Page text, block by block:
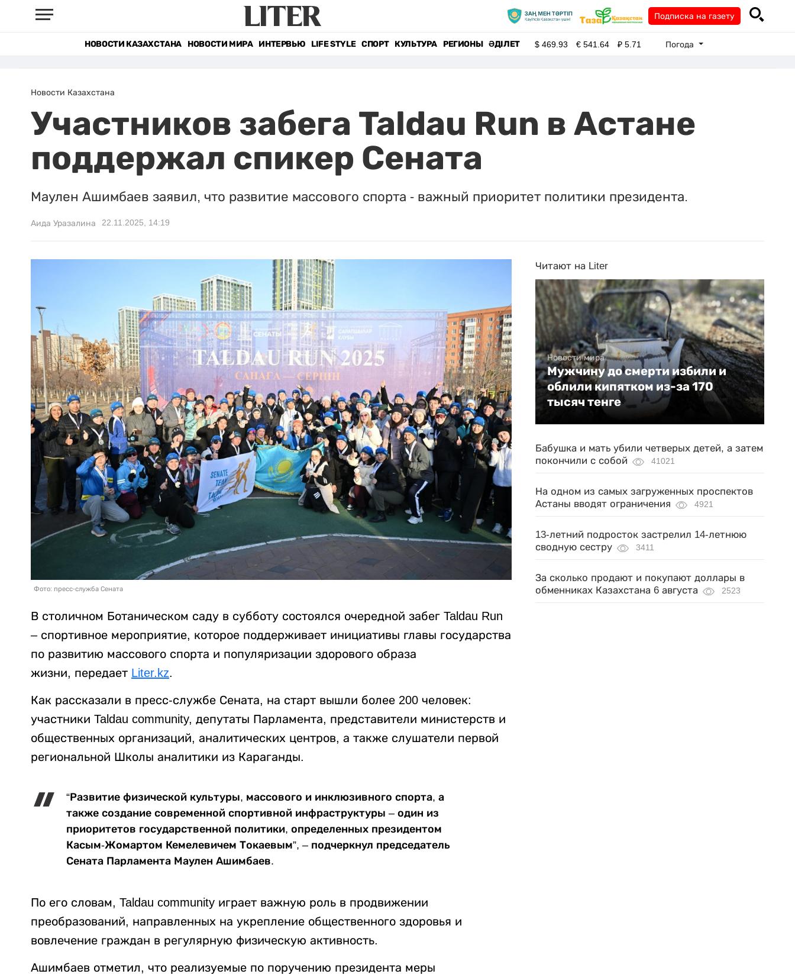
Подписка на газету
НОВОСТИ КАЗАХСТАНА НОВОСТИ МИРА ИНТЕРВЬЮ LIFE STYLE СПОРТ КУЛЬТУРА РЕГИОНЫ ӘДІЛЕТ $469.93 €541.64 ₽5.71 Погода
Новости Казахстана
Участников забега Taldau Run в Астане
поддержал спикер Сената
Маулен Ашимбаев заявил, что развитие массового спорта - важный приоритет политики президента.
Аида Уразалина 22.11.2025, 14:19
Фото: пресс-служба Сената
В столичном Ботаническом саду в субботу состоялся очередной забег Taldau Run
– спортивное мероприятие, которое поддерживает инициативы главы государства
по развитию массового спорта и популяризации здорового образа
жизни, передает Liter.kz.
Как рассказали в пресс-службе Сената, на старт вышли более 200 человек:
участники Taldau community, депутаты Парламента, представители министерств и
общественных организаций, аналитических центров, а также слушатели первой
региональной Школы аналитики из Караганды.
“Развитие физической культуры, массового и инклюзивного спорта, а
также создание современной спортивной инфраструктуры – один из
приоритетов государственной политики, определенных президентом
Касым-Жомартом Кемелевичем Токаевым”, – подчеркнул председатель
Сената Парламента Маулен Ашимбаев.
По его словам, Taldau community играет важную роль в продвижении
преобразований, направленных на укрепление общественного здоровья и
вовлечение граждан в регулярную физическую активность.
Ашимбаев отметил, что реализуемые по поручению президента меры
Читают на Liter
Новости мира
Мужчину до смерти избили и
облили кипятком из-за 170
тысяч тенге
Бабушка и мать убили четверых детей, а затем
покончили с собой
41021
На одном из самых загруженных проспектов
Астаны вводят ограничения
4921
13-летний подросток застрелил 14-летнюю
сводную сестру
3411
За сколько продают и покупают доллары в
обменниках Казахстана 6 августа
2523